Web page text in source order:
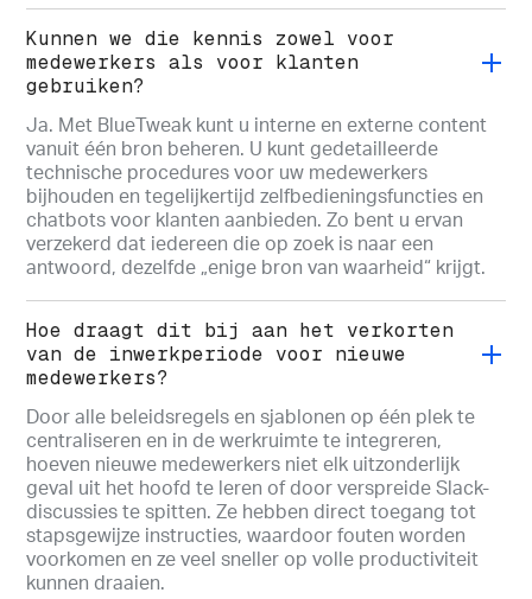
Kunnen we die kennis zowel voor
medewerkers als voor klanten
gebruiken?
Ja. Met BlueTweak kunt u interne en externe content
vanuit één bron beheren. U kunt gedetailleerde
technische procedures voor uw medewerkers
bijhouden en tegelijkertijd zelfbedieningsfuncties en
chatbots voor klanten aanbieden. Zo bent u ervan
verzekerd dat iedereen die op zoek is naar een
antwoord, dezelfde „enige bron van waarheid“ krijgt.
Hoe draagt dit bij aan het verkorten
van de inwerkperiode voor nieuwe
medewerkers?
Door alle beleidsregels en sjablonen op één plek te
centraliseren en in de werkruimte te integreren,
hoeven nieuwe medewerkers niet elk uitzonderlijk
geval uit het hoofd te leren of door verspreide Slack-
discussies te spitten. Ze hebben direct toegang tot
stapsgewijze instructies, waardoor fouten worden
voorkomen en ze veel sneller op volle productiviteit
kunnen draaien.